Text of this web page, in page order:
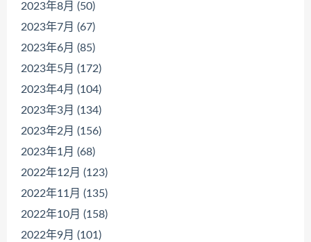
2023年8月 (50)
2023年7月 (67)
2023年6月 (85)
2023年5月 (172)
2023年4月 (104)
2023年3月 (134)
2023年2月 (156)
2023年1月 (68)
2022年12月 (123)
2022年11月 (135)
2022年10月 (158)
2022年9月 (101)